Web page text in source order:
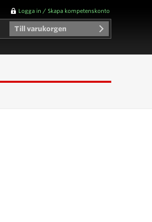
Logga in / Skapa kompetenskonto
Till varukorgen